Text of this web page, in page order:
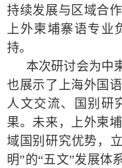
持续发展与区域合
上外柬埔寨语专业
持。
本次研讨会为中
也展示了上海外国
人文交流、国别研
果。未来，上外柬
域国别研究优势，
明”的“五文”发展体系